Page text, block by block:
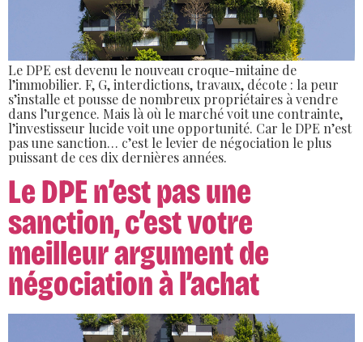
Le DPE est devenu le nouveau croque-mitaine de
l’immobilier. F, G, interdictions, travaux, décote : la peur
s’installe et pousse de nombreux propriétaires à vendre
dans l’urgence. Mais là où le marché voit une contrainte,
l’investisseur lucide voit une opportunité. Car le DPE n’est
pas une sanction… c’est le levier de négociation le plus
puissant de ces dix dernières années.
Le DPE n’est pas une
sanction, c’est votre
meilleur argument de
négociation à l’achat